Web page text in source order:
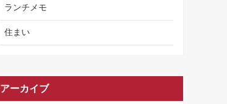
ランチメモ
住まい
アーカイブ